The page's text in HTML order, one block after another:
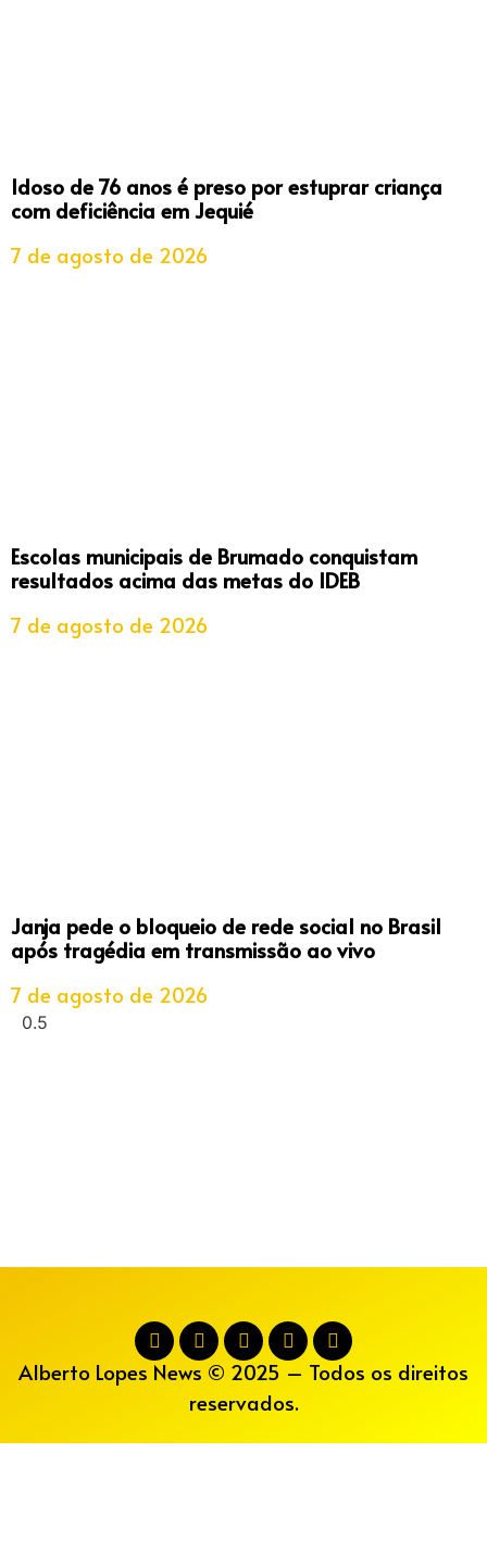
Idoso de 76 anos é preso por estuprar criança
com deficiência em Jequié
7 de agosto de 2026
Escolas municipais de Brumado conquistam
resultados acima das metas do IDEB
7 de agosto de 2026
Janja pede o bloqueio de rede social no Brasil
após tragédia em transmissão ao vivo
7 de agosto de 2026
Alberto Lopes News © 2025 – Todos os direitos
reservados.